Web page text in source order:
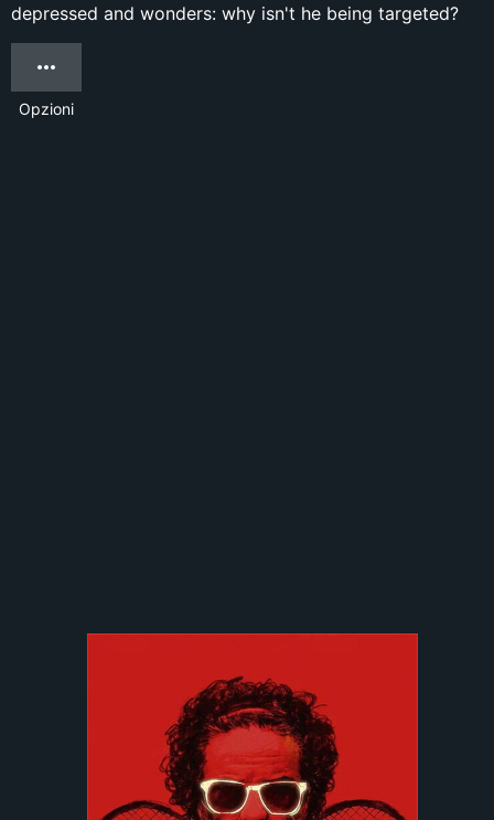
depressed and wonders: why isn't he being targeted?
Opzioni